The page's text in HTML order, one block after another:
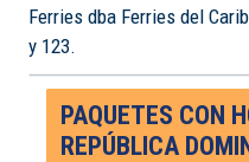
Ferries dba Ferries del
y 123.
PAQUETES CON
REPÚBLICA